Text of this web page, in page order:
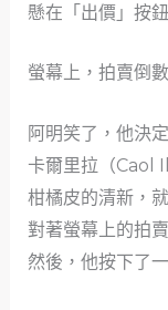
懸在「出價」按
螢幕上，拍賣倒
阿明笑了，他決
卡爾里拉（Caol
柑橘皮的清新，
對著螢幕上的拍
然後，他按下了